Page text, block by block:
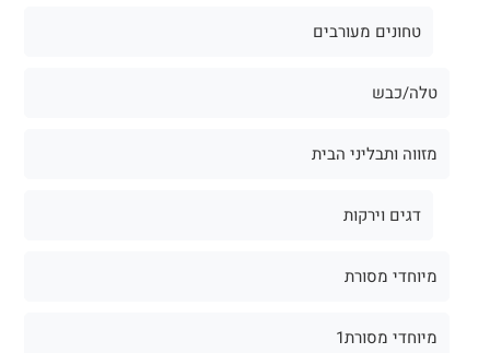
טחונים מעורבים
טלה/כבש
מזווה ותבליני הבית
דגים וירקות
מיוחדי מסורת
מיוחדי מסורת1